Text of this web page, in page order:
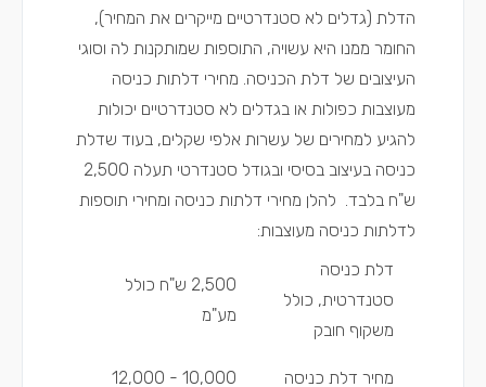
הדלת (גדלים לא סטנדרטיים מייקרים את המחיר),
החומר ממנו היא עשויה, התוספות שמותקנות לה וסוגי
העיצובים של דלת הכניסה. מחירי דלתות כניסה
מעוצבות כפולות או בגדלים לא סטנדרטיים יכולות
להגיע למחירים של עשרות אלפי שקלים, בעוד שדלת
כניסה בעיצוב בסיסי ובגודל סטנדרטי תעלה 2,500
ש"ח בלבד. להלן מחירי דלתות כניסה ומחירי תוספות
לדלתות כניסה מעוצבות:
דלת כניסה
סטנדרטית, כולל
משקוף חובק
2,500 ש"ח כולל
מע"מ
מחיר דלת כניסה 10,000 - 12,000